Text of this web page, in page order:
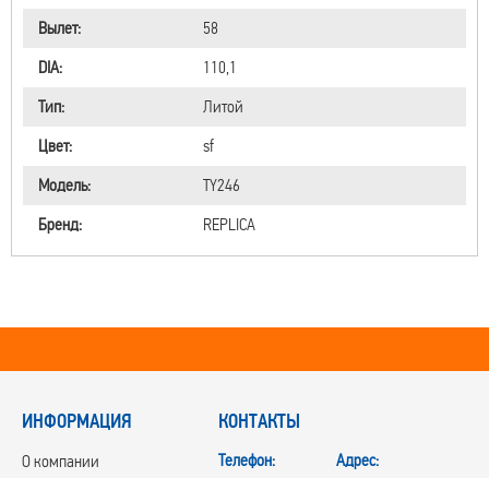
Вылет:
58
DIA:
110,1
Тип:
Литой
Цвет:
sf
Модель:
TY246
Бренд:
REPLICA
ИНФОРМАЦИЯ
О компании
КОНТАКТЫ
Телефон:
Адрес: